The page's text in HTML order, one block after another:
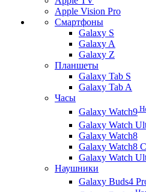
Apple Vision Pro
Смартфоны
Galaxy S
Galaxy A
Galaxy Z
Планшеты
Galaxy Tab S
Galaxy Tab A
Часы
Galaxy Watch9
Galaxy Watch
Galaxy Watch8
Galaxy Watch8
Galaxy Watch
Наушники
Galaxy Buds4